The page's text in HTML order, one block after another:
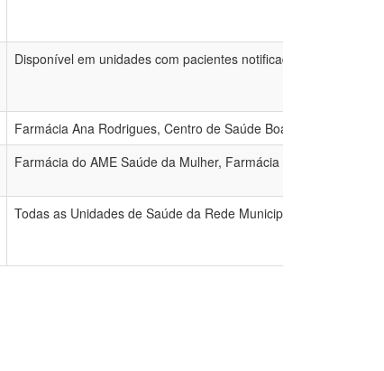
Disponível em unidades com pacientes notificados
Farmácia Ana Rodrigues, Centro de Saúde Boa Vista,
Farmácia do AME Saúde da Mulher, Farmácia do AME
Todas as Unidades de Saúde da Rede Municipal